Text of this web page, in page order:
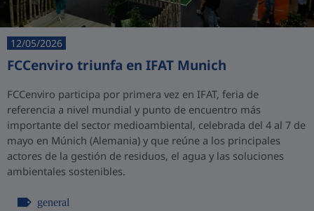
12/05/2026
FCCenviro triunfa en IFAT Munich
FCCenviro participa por primera vez en IFAT, feria de
referencia a nivel mundial y punto de encuentro más
importante del sector medioambiental, celebrada del 4 al 7 de
mayo en Múnich (Alemania) y que reúne a los principales
actores de la gestión de residuos, el agua y las soluciones
ambientales sostenibles.
general